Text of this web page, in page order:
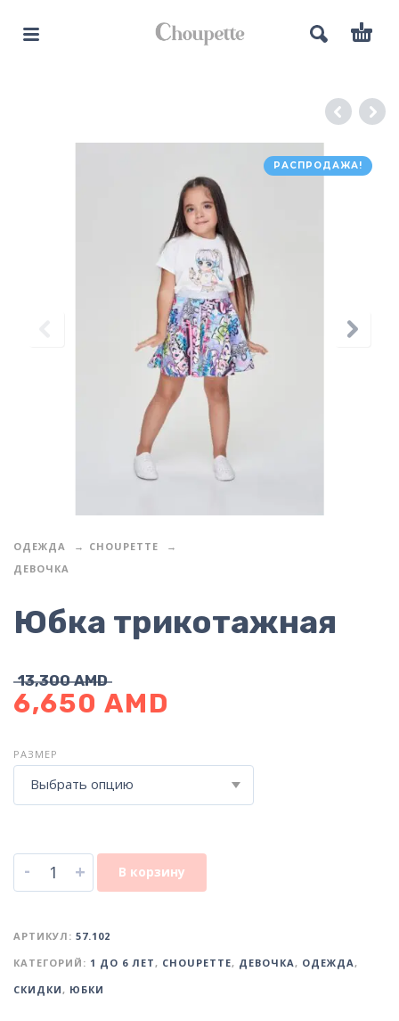
РАСПРОДАЖА!
ОДЕЖДА
CHOUPETTE
ДЕВОЧКА
Юбка трикотажная
13,300AMD
6,650AMD
РАЗМЕР
Выбрать опцию
- + В корзину
АРТИКУЛ: 57.102
КАТЕГОРИЙ: 1 ДО 6 ЛЕТ, CHOUPETTE, ДЕВОЧКА, ОДЕЖДА,
СКИДКИ, ЮБКИ